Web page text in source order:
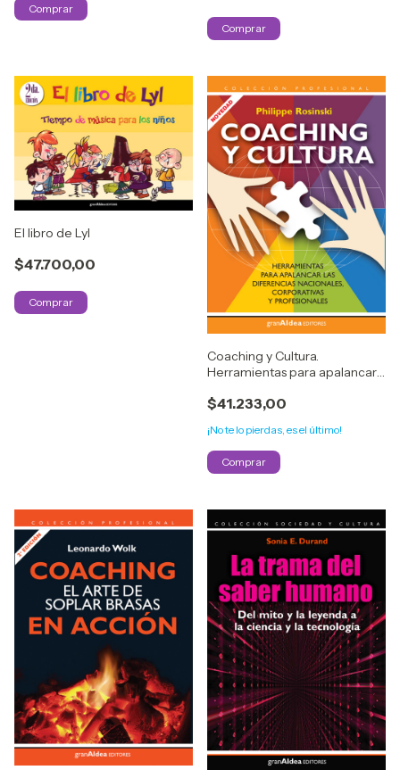
El libro de Lyl
$47.700,00
Coaching y Cultura.
Herramientas para apalancar
corporativas y profesionales -
$41.233,00
¡No te lo pierdas, es el último!